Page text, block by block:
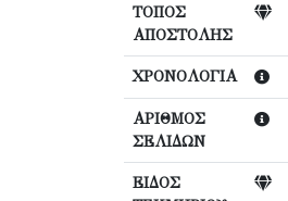
ΤΟΠΟΣ
ΑΠΟΣΤΟΛΗΣ
ΧΡΟΝΟΛΟΓΙΑ
ΑΡΙΘΜΟΣ
ΣΕΛΙΔΩΝ
ΕΙΔΟΣ